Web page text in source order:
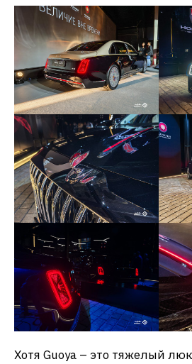
Хотя Guoya – это тяжелый